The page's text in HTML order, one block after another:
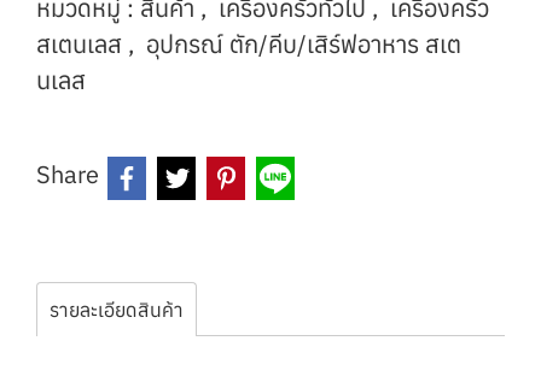
หมวดหมู่ : สินค้า , เครื่องครัวทั่วไป , เครื่องครัว
สเตนเลส , อุปกรณ์ ตัก/คีบ/เสิร์ฟอาหาร สเต
นเลส
Share
รายละเอียดสินค้า